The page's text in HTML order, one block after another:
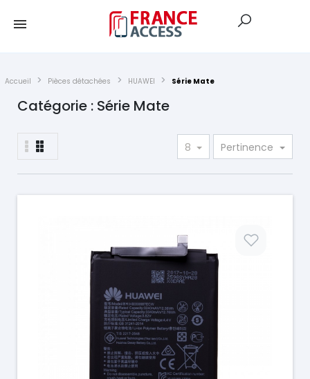
Accueil Pièces détachées HUAWEI Série Mate
Catégorie : Série Mate
8 Pertinence